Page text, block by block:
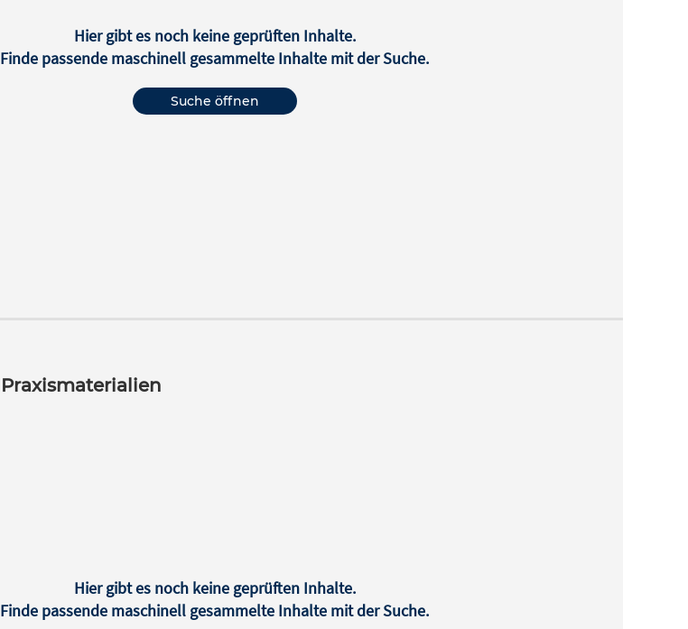
Hier gibt es noch keine geprüften Inhalte.
Finde passende maschinell gesammelte Inhalte mit der Suche.
Suche öffnen
Praxismaterialien
Hier gibt es noch keine geprüften Inhalte.
Finde passende maschinell gesammelte Inhalte mit der Suche.